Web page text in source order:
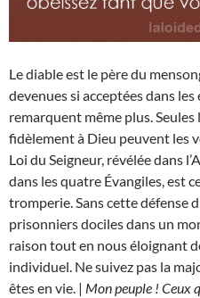
Le diable est le père du
devenues si acceptées dans
remarquent même plus. Seules
fidèlement à Dieu peuvent les
Loi du Seigneur, révélée dans
dans les quatre Évangiles, est
tromperie. Sans cette défense
prisonniers dociles dans un
raison tout en nous éloignant
individuel. Ne suivez pas la
êtes en vie. | Mon peuple ! Ceux